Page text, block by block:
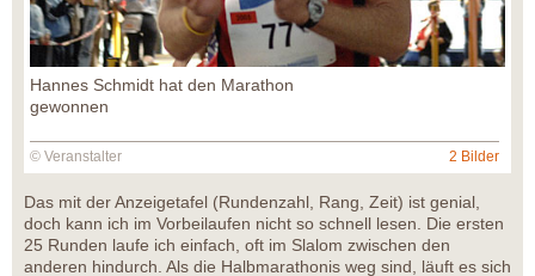
Hannes Schmidt hat den Marathon
gewonnen
© Veranstalter 2 Bilder
Das mit der Anzeigetafel (Rundenzahl, Rang, Zeit) ist genial,
doch kann ich im Vorbeilaufen nicht so schnell lesen. Die ersten
25 Runden laufe ich einfach, oft im Slalom zwischen den
anderen hindurch. Als die Halbmarathonis weg sind, läuft es sich